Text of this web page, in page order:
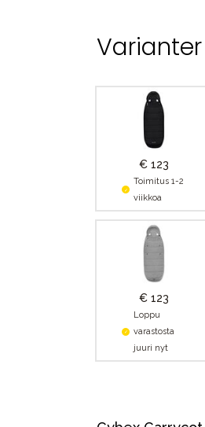
Varianter
€ 123
Toimitus 1-2
viikkoa
€ 123
Loppu
varastosta
juuri nyt